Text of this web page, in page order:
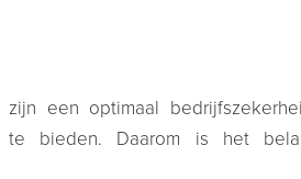
een optimaal
te bieden. Daarom is het